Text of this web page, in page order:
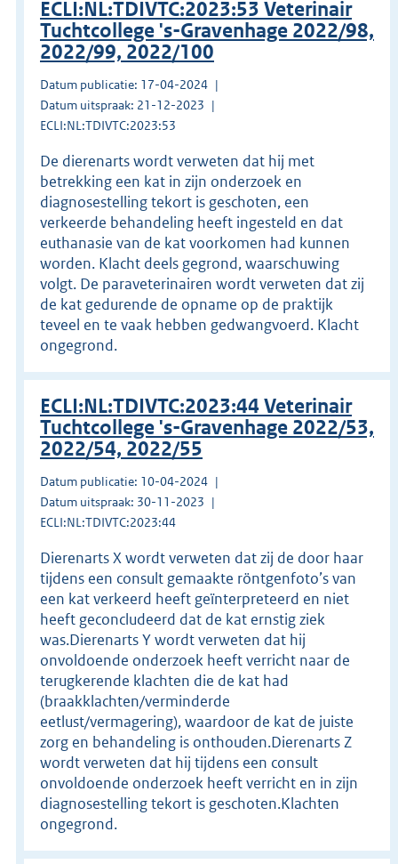
ECLI:NL:TDIVTC:2023:53 Veterinair
Tuchtcollege 's-Gravenhage 2022/98,
2022/99, 2022/100
Datum publicatie: 17-04-2024
Datum uitspraak: 21-12-2023
ECLI:NL:TDIVTC:2023:53
De dierenarts wordt verweten dat hij met
betrekking een kat in zijn onderzoek en
diagnosestelling tekort is geschoten, een
verkeerde behandeling heeft ingesteld en dat
euthanasie van de kat voorkomen had kunnen
worden. Klacht deels gegrond, waarschuwing
volgt. De paraveterinairen wordt verweten dat zij
de kat gedurende de opname op de praktijk
teveel en te vaak hebben gedwangvoerd. Klacht
ongegrond.
ECLI:NL:TDIVTC:2023:44 Veterinair
Tuchtcollege 's-Gravenhage 2022/53,
2022/54, 2022/55
Datum publicatie: 10-04-2024
Datum uitspraak: 30-11-2023
ECLI:NL:TDIVTC:2023:44
Dierenarts X wordt verweten dat zij de door haar
tijdens een consult gemaakte röntgenfoto’s van
een kat verkeerd heeft geïnterpreteerd en niet
heeft geconcludeerd dat de kat ernstig ziek
was.Dierenarts Y wordt verweten dat hij
onvoldoende onderzoek heeft verricht naar de
terugkerende klachten die de kat had
(braakklachten/verminderde
eetlust/vermagering), waardoor de kat de juiste
zorg en behandeling is onthouden.Dierenarts Z
wordt verweten dat hij tijdens een consult
onvoldoende onderzoek heeft verricht en in zijn
diagnosestelling tekort is geschoten.Klachten
ongegrond.